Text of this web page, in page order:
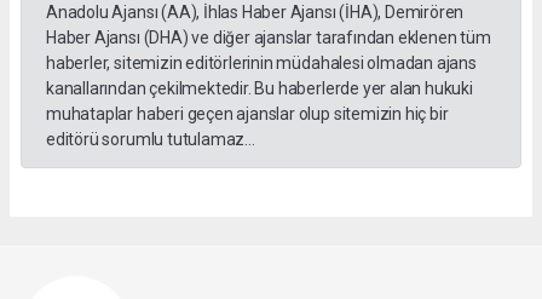
Anadolu Ajansı (AA), İhlas Haber Ajansı (İHA), Demirören
Haber Ajansı (DHA) ve diğer ajanslar tarafından eklenen tüm
haberler, sitemizin editörlerinin müdahalesi olmadan ajans
kanallarından çekilmektedir. Bu haberlerde yer alan hukuki
muhataplar haberi geçen ajanslar olup sitemizin hiç bir
editörü sorumlu tutulamaz...